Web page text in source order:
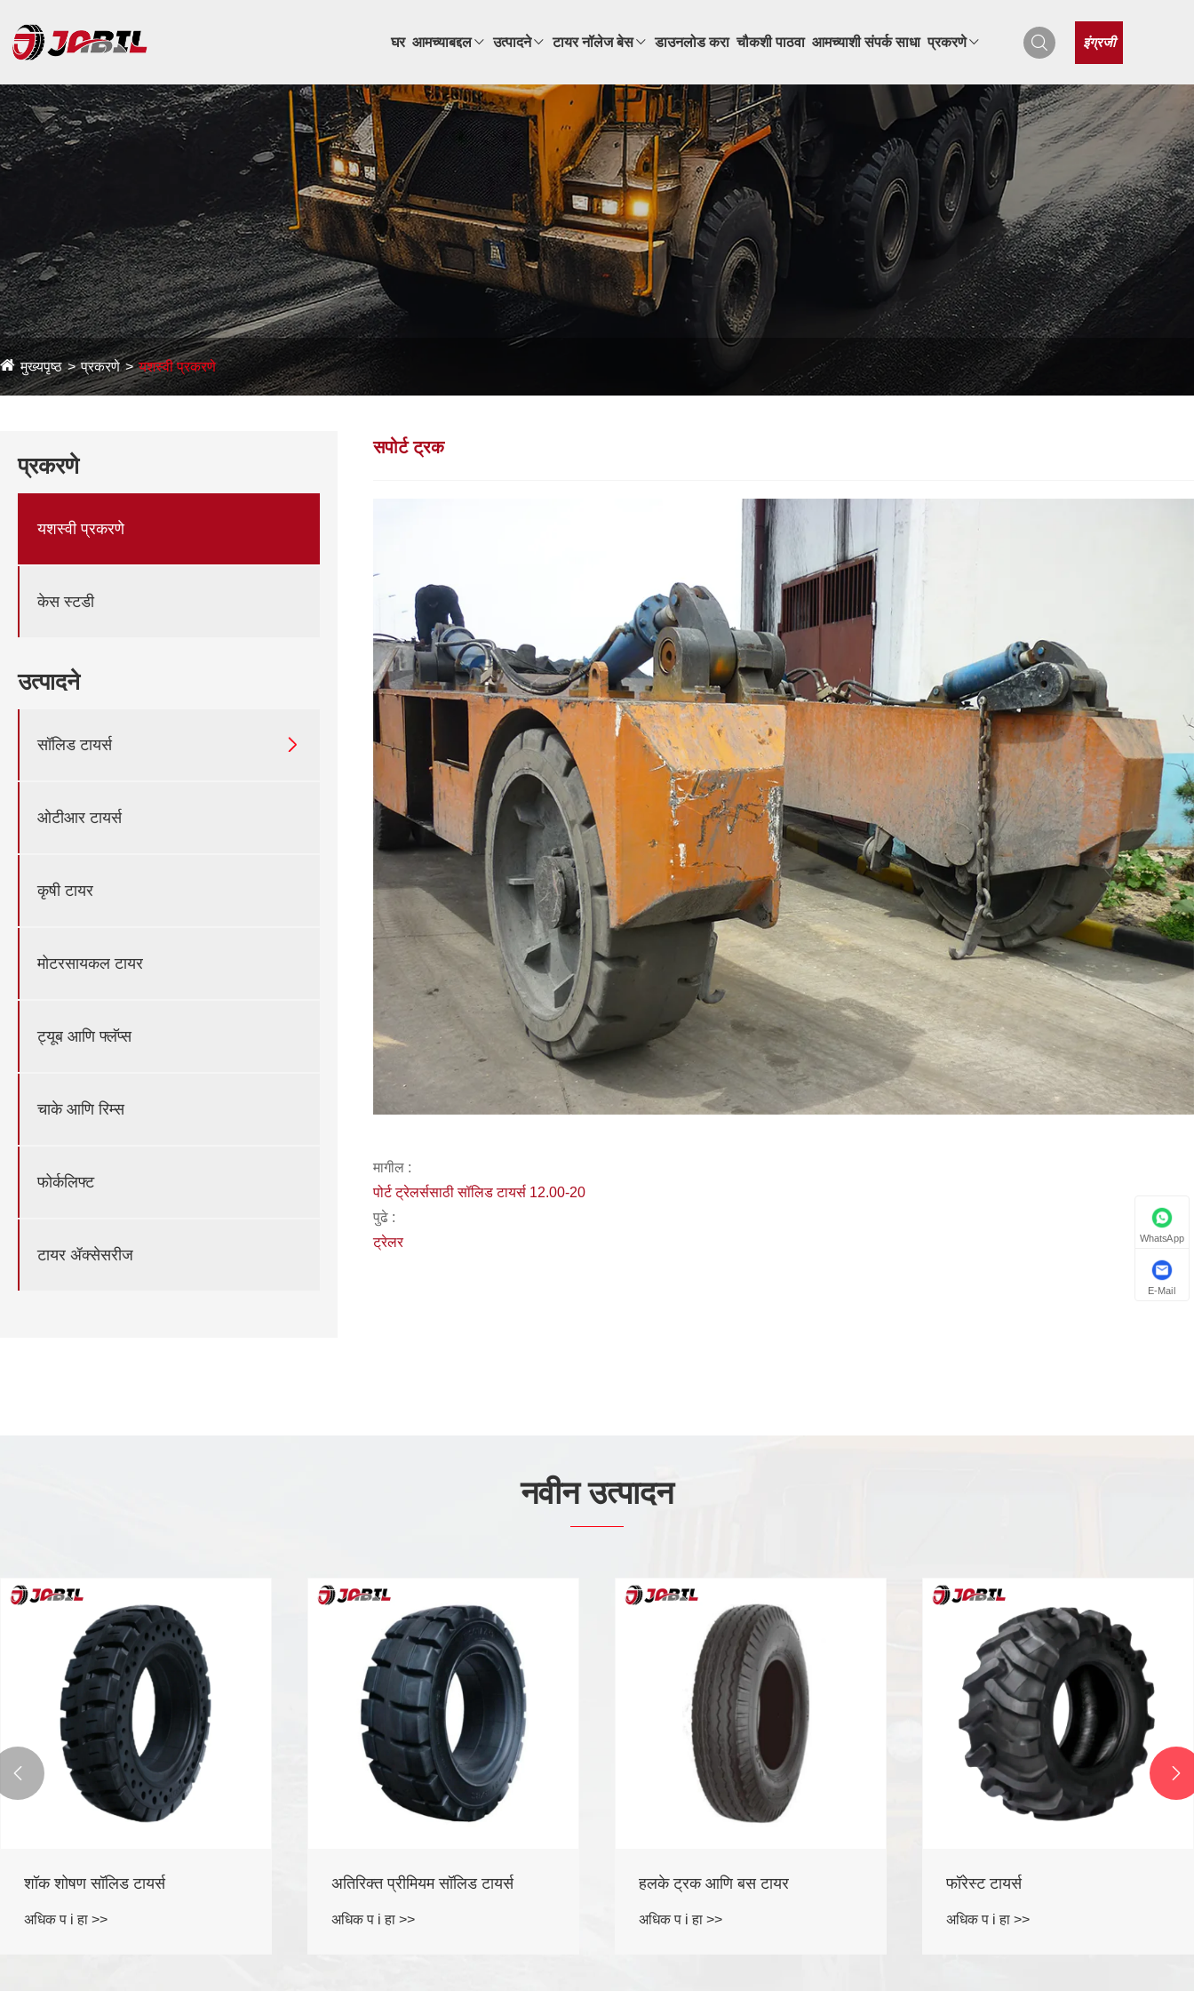
घर आमच्याबद्दल उत्पादने टायर नॉलेज बेस डाउनलोड करा चौकशी पाठवा आमच्याशी संपर्क साधा प्रकरणे इंग्रजी
मुख्यपृष्ठ प्रकरणे यशस्वी प्रकरणे
प्रकरणे
यशस्वी प्रकरणे
केस स्टडी
उत्पादने
सॉलिड टायर्स 
ओटीआर टायर्स
कृषी टायर
मोटरसायकल टायर
ट्यूब आणि फ्लॅप्स
चाके आणि रिम्स
फोर्कलिफ्ट
टायर ॲक्सेसरीज
सपोर्ट ट्रक
मागील :
पोर्ट ट्रेलर्ससाठी सॉलिड टायर्स 12.00-20
पुढे :
ट्रेलर
नवीन उत्पादन
अतिरिक्त प्रीमियम सॉलिड टायर्स
अधिक प i हा >>
हलके ट्रक आणि बस टायर
अधिक प i हा >>
फॉरेस्ट टायर्स
अधिक प i हा >>
रस्त्यावरील मोटरसायकल टायर
अधिक प i हा >>
 
WhatsApp
E-Mail